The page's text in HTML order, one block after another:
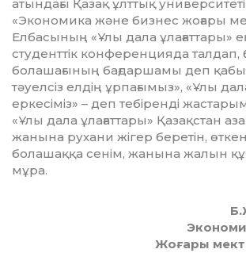
атындағы Қа­зақ ұлттық
«Экономика және бизнес жоғары
Елбасының «Ұлы дала ұлағаттары»
студенттік конференцияда талдап,
болашағының бағдаршамы деп
тәуелсіз елдің ұрпағымыз», «Ұлы
еркесіміз» – деп тебіренді
«Ұлы дала ұлағаттары» Қа­зақ­стан
жанына ру­х­ани жігер беретін,
болашаққа сенім, жа­ны­на жалын
мұра.
Жоғары